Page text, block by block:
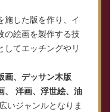
施した版を作り、イ
の絵画を製作する技
してエッチングやリ
画、デッサン木版
、 洋画、浮世絵、油
いジャンルとなりま